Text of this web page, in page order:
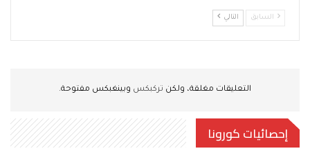
السابق التالي
التعليقات مغلقة، ولكن تركبكس وبينغبكس مفتوحة.
إحصائيات كورونا